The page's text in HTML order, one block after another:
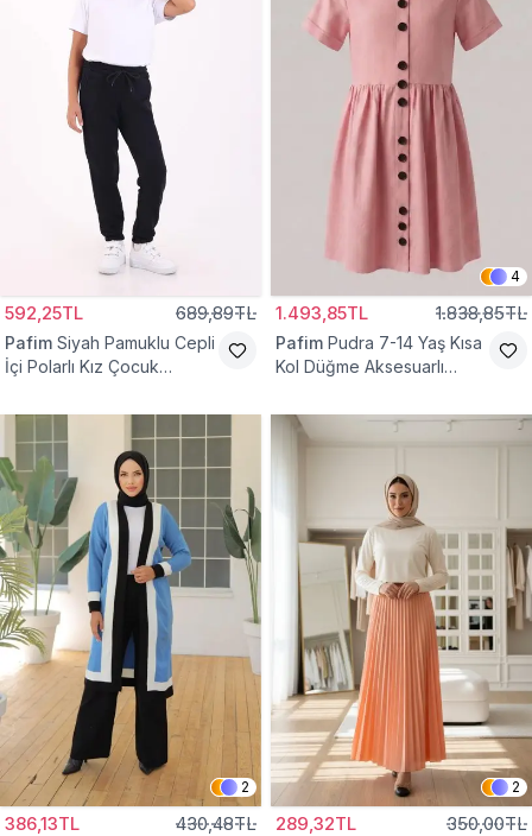
592,25TL 689,89TL
Pafim Siyah Pamuklu Cepli
İçi Polarlı Kız Çocuk
4
1.493,85TL 1.838,85TL
Pafim Pudra 7-14 Yaş Kısa
Kol Düğme Aksesuarlı
2
386,13TL 430,48TL
2
289,32TL 350,00TL